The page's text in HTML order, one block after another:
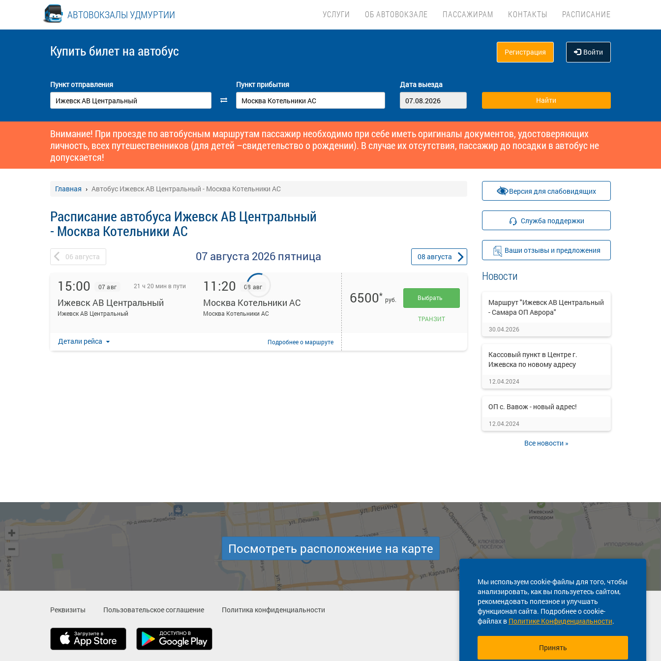
АВТОВОКЗАЛЫ УДМУРТИИ УСЛУГИ ОБ АВТОВОКЗАЛЕ ПАССАЖИРАМ КОНТАКТЫ РАСПИСАНИЕ
Купить билет на автобус Регистрация Войти
Пункт отправления Пункт прибытия Дата выезда
Внимание! При проезде по автобусным маршрутам пассажир необходимо при себе иметь оригиналы документов, удостоверяющих
личность, всех путешественников (для детей –свидетельство о рождении). В случае их отсутствия, пассажир до посадки в автобус не
допускается!
Главная Автобус Ижевск АВ Центральный - Москва Котельники АС
Расписание автобуса Ижевск АВ Центральный
- Москва Котельники АС
06 августа 07 августа 2026 пятница 08 августа
15:00 07 авг 21 ч 20 мин в пути
Ижевск АВ Центральный
Ижевск АВ Центральный
11:20 08 авг
Москва Котельники АС
Москва Котельники АС
Детали рейса Подробнеео маршруте
6500* руб. Выбрать
ТРАНЗИТ
Версия для слабовидящих
Служба поддержки
Ваши отзывы и предложения
Новости
Маршрут "Ижевск АВ Центральный
- Самара ОП Аврора"
30.04.2026
Кассовый пункт в Центре г.
Ижевска по новому адресу
12.04.2024
ОП с. Вавож - новый адрес!
12.04.2024
Все новости »
Мы используем cookie-файлы для того, чтобы
анализировать, как вы пользуетесь сайтом,
рекомендовать полезное и улучшать
функционал сайта. Подробнее о cookie-
файлах в Политике Конфиденциальности.
Принять
Посмотреть расположение на карте
Реквизиты Пользовательское соглашение Политика конфиденциальности Техническая поддержка сайта
8 800 600-03-38